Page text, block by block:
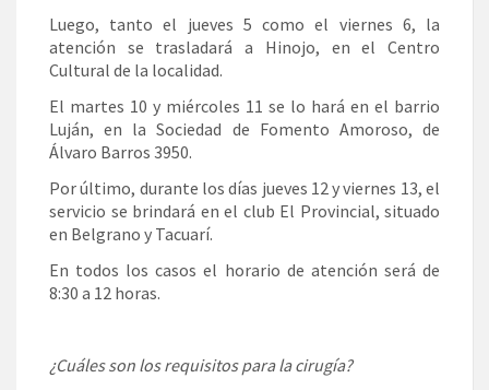
Luego, tanto el jueves 5 como el viernes 6, la
atención se trasladará a Hinojo, en el Centro
Cultural de la localidad.
El martes 10 y miércoles 11 se lo hará en el barrio
Luján, en la Sociedad de Fomento Amoroso, de
Álvaro Barros 3950.
Por último, durante los días jueves 12 y viernes 13, el
servicio se brindará en el club El Provincial, situado
en Belgrano y Tacuarí.
En todos los casos el horario de atención será de
8:30 a 12 horas.
¿Cuáles son los requisitos para la cirugía?